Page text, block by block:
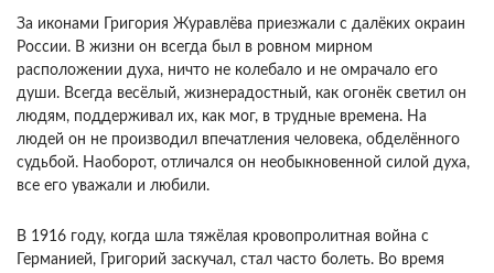
За иконами Григория Журавлёва приезжали с далёких окраин
России. В жизни он всегда был в ровном мирном
расположении духа, ничто не колебало и не омрачало его
души. Всегда весёлый, жизнерадостный, как огонёк светил он
людям, поддерживал их, как мог, в трудные времена. На
людей он не производил впечатления человека, обделённого
судьбой. Наоборот, отличался он необыкновенной силой духа,
все его уважали и любили.
В 1916 году, когда шла тяжёлая кровопролитная война с
Германией, Григорий заскучал, стал часто болеть. Во время